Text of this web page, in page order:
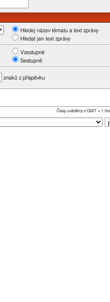
Hledej název tématu a text zprávy
Hledat jen text zprávy
Vzestupně
Sestupně
znaků z příspěvku
Časy uváděny v GMT + 1